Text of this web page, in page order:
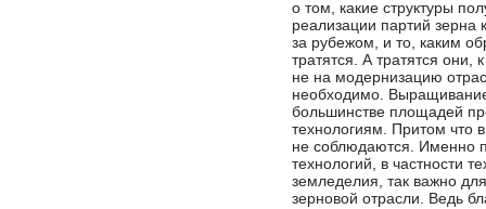
о том, какие структуры
реализации партий зерна
за рубежом, и то, каким
тратятся. А тратятся
не на модернизацию
необходимо.
большинстве площадей
технологиям. Притом что
не соблюдаются. Именно
технологий, в частности
земледелия, так важно
зерновой отрасли. Ведь